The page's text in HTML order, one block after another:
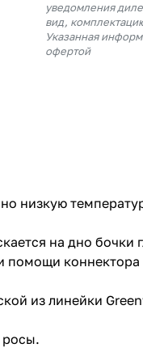
уведомления
вид,
Указанная
офертой
низкую
на дно бочки
помощи коннектора
из линейки
росы.